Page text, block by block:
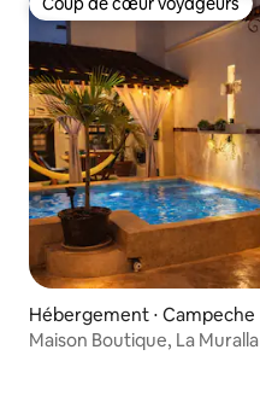
Coup de cœur voyageurs
Hébergement ⋅ Campeche
Maison Boutique, La Muralla